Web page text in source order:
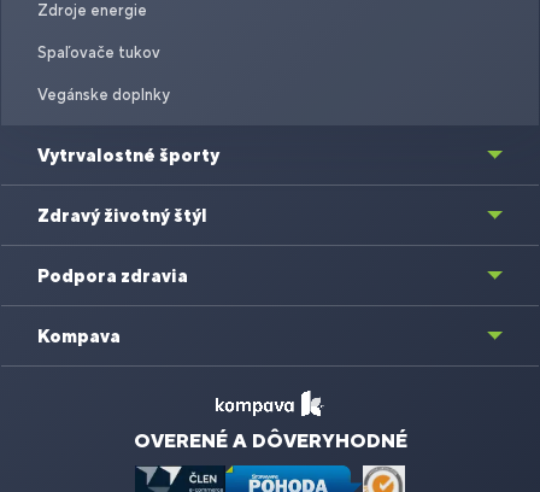
Zdroje energie
Spaľovače tukov
Vegánske doplnky
Vytrvalostné športy
Zdravý životný štýl
Podpora zdravia
Kompava
OVERENÉ A DÔVERYHODNÉ